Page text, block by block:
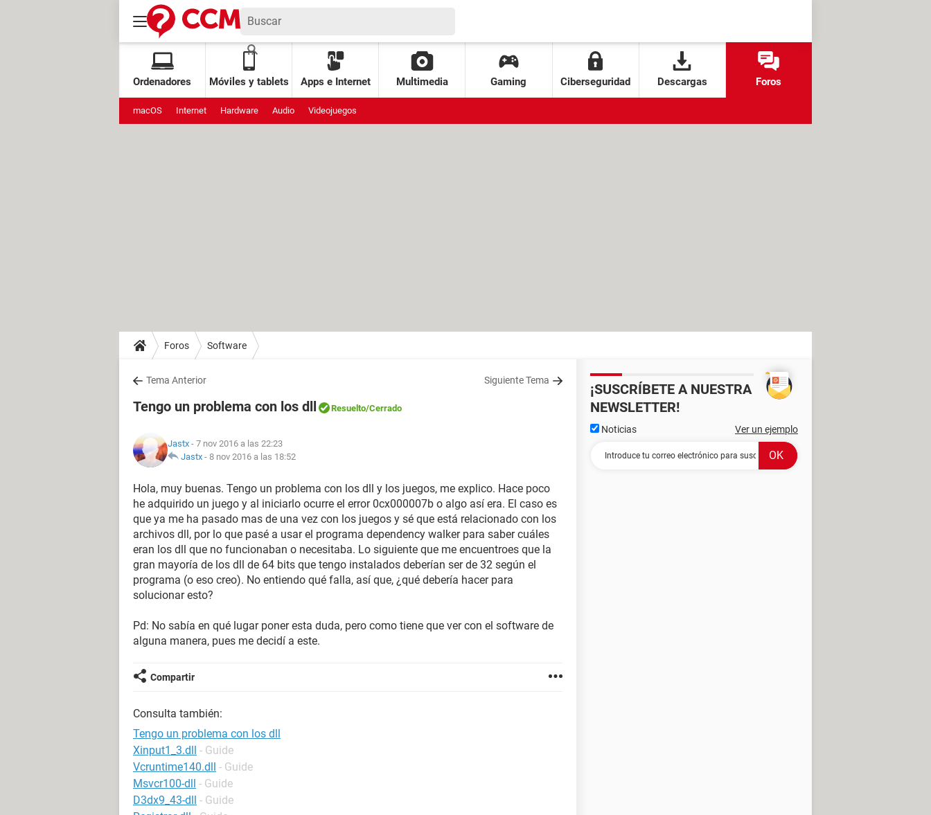
Ordenadores Móviles y tablets Apps e Internet Multimedia Gaming Ciberseguridad Descargas Foros
macOS Internet Hardware Audio Videojuegos
Foros Software
Tema Anterior Siguiente Tema
Tengo un problema con los dll Resuelto/Cerrado
Jastx - 7 nov 2016 a las 22:23
Jastx - 8 nov 2016 a las 18:52
Hola, muy buenas. Tengo un problema con los dll y los juegos, me explico. Hace poco
he adquirido un juego y al iniciarlo ocurre el error 0cx000007b o algo así era. El caso es
que ya me ha pasado mas de una vez con los juegos y sé que está relacionado con los
archivos dll, por lo que pasé a usar el programa dependency walker para saber cuáles
eran los dll que no funcionaban o necesitaba. Lo siguiente que me encuentroes que la
gran mayoría de los dll de 64 bits que tengo instalados deberían ser de 32 según el
programa (o eso creo). No entiendo qué falla, así que, ¿qué debería hacer para
solucionar esto?
Pd: No sabía en qué lugar poner esta duda, pero como tiene que ver con el software de
alguna manera, pues me decidí a este.
Compartir
Consulta también:
Tengo un problema con los dll
Xinput1_3.dll - Guide
Vcruntime140.dll - Guide
Msvcr100-dll - Guide
D3dx9_43-dll - Guide
¡SUSCRÍBETE A NUESTRA
NEWSLETTER!
Noticias Ver un ejemplo